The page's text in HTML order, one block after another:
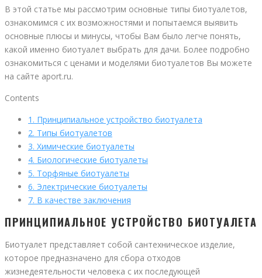
В этой статье мы рассмотрим основные типы биотуалетов,
ознакомимся с их возможностями и попытаемся выявить
основные плюсы и минусы, чтобы Вам было легче понять,
какой именно биотуалет выбрать для дачи. Более подробно
ознакомиться с ценами и моделями биотуалетов Вы можете
на сайте aport.ru.
Contents
1. Принципиальное устройство биотуалета
2. Типы биотуалетов
3. Химические биотуалеты
4. Биологические биотуалеты
5. Торфяные биотуалеты
6. Электрические биотуалеты
7. В качестве заключения
ПРИНЦИПИАЛЬНОЕ УСТРОЙСТВО БИОТУАЛЕТА
Биотуалет представляет собой сантехническое изделие,
которое предназначено для сбора отходов
жизнедеятельности человека с их последующей